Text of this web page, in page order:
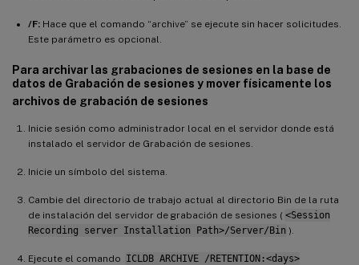
/F: Hace que el comando “archive” se ejecute sin hacer solicitudes.
Este parámetro es opcional.
Para archivar las grabaciones de sesiones en la base de
datos de Grabación de sesiones y mover físicamente los
archivos de grabación de sesiones
Inicie sesión como administrador local en el servidor donde está
instalado el servidor de Grabación de sesiones.
Inicie un símbolo del sistema.
Cambie del directorio de trabajo actual al directorio Bin de la ruta
de instalación del servidor de grabación de sesiones ( <Session
Recording server Installation Path>/Server/Bin ).
Ejecute el comando ICLDB ARCHIVE /RETENTION:<days>